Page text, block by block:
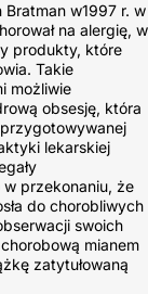
w1997 r. w
na alergię, w
produkty, które
Takie
możliwie
obsesję, która
lekarskiej
przekonaniu, że
do chorobliwych
swoich
mianem
zatytułowaną